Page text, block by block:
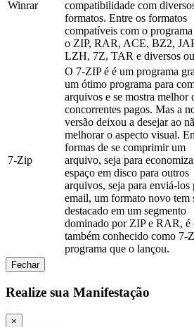
Winrar
compatibilidade com
formatos. Entre os formatos
compatíveis com o programa
o ZIP, RAR, ACE, BZ2,
LZH, 7Z, TAR e diversos
7-Zip
O 7-ZIP é é um programa
um ótimo programa para
arquivos e se mostra melhor
concorrentes pagos. Mas a
versão deixou a desejar ao
melhorar o aspecto visual.
formas de se comprimir um
arquivo, seja para
espaço em disco para outros
arquivos, seja para enviá-los
email, um formato novo tem
destacado em um segmento
dominado por ZIP e RAR, é
também conhecido como 7-
programa que o lançou.
Fechar
Realize sua Manifestação
×